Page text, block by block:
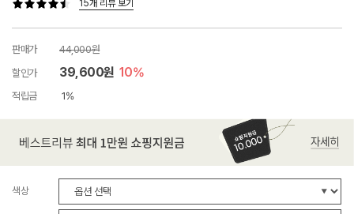
15개 리뷰 보기
판매가
44,000원
할인가
39,600원 10%
적립금 1%
색상